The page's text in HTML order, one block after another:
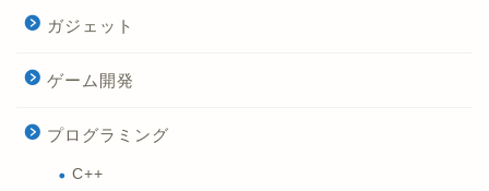
ガジェット
ゲーム開発
プログラミング
C++